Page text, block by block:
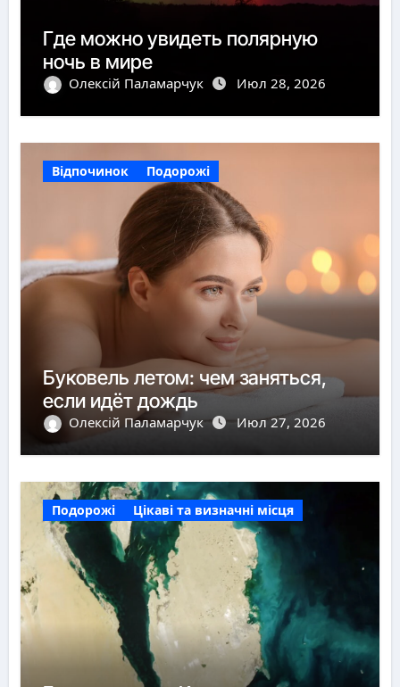
Где можно увидеть полярную
ночь в мире
Олексій Паламарчук Июл 28, 2026
Відпочинок Подорожі
Буковель летом: чем заняться,
если идёт дождь
Олексій Паламарчук Июл 27, 2026
Подорожі Цікаві та визначні місця